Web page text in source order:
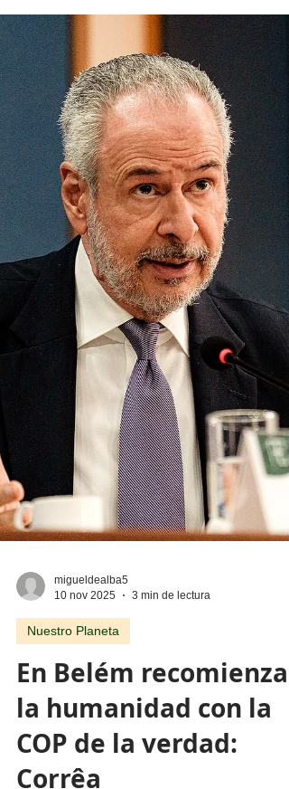
Durante la Cumbre del Clima de Belém ,
líderes de 43 países y de la Unión Europea
firmaron la “Declaración de Belém sobre
Hambre, Pobreza y Acción Climática
Centrada en las Personas” , que reconoce
cambio climático como multiplicador de
desigualdades y llama a una acción global
más equitativa y humana. En total, 44
respaldaron el texto, que destaca cómo los
efectos del calentamiento global ya afectan
de forma directa a las poblacio
migueldealba5
10 nov 2025
3 min de lectura
Nuestro Planeta